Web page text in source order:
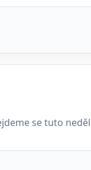
se tuto